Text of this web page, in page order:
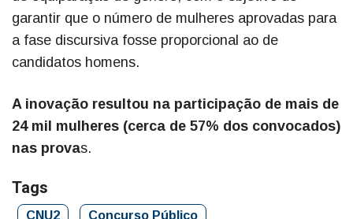
garantir que o número de mulheres aprovadas para
a fase discursiva fosse proporcional ao de
candidatos homens.
A inovação resultou na participação de mais de
24 mil mulheres (cerca de 57% dos convocados)
nas provas.
Tags
CNU2
Concurso Público